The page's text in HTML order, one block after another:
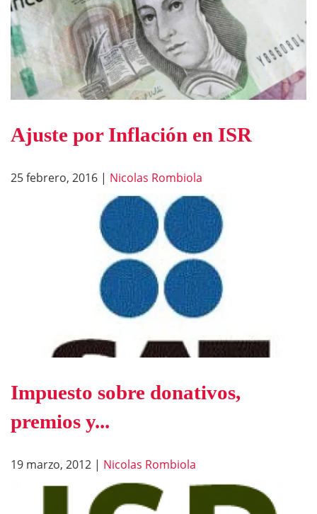
Ajuste por Inflación en ISR
25 febrero, 2016 | Nicolas Rombiola
Impuesto sobre donativos,
premios y...
19 marzo, 2012 | Nicolas Rombiola